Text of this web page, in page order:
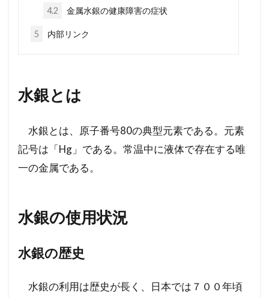
4.2 金属水銀の健康障害の症状
5 内部リンク
水銀とは
水銀とは、原子番号80の典型元素である。元素
記号は「Hg」である。常温中に液体で存在する唯
一の金属である。
水銀の使用状況
水銀の歴史
水銀の利用は歴史が長く、日本では７００年頃